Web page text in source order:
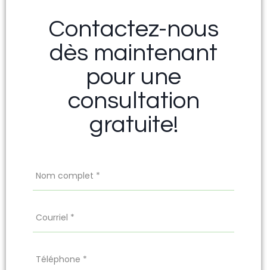
Contactez-nous
dès maintenant
pour une
consultation
gratuite!